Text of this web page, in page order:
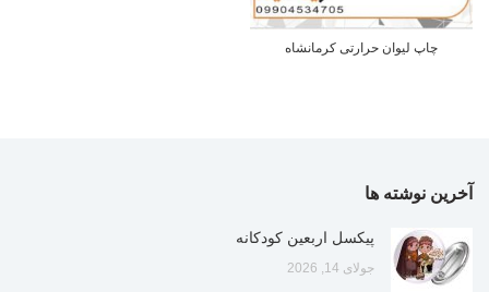
چاپ لیوان حرارتی کرمانشاه
آخرین نوشته ها
پیکسل اربعین کودکانه
جولای 14, 2026